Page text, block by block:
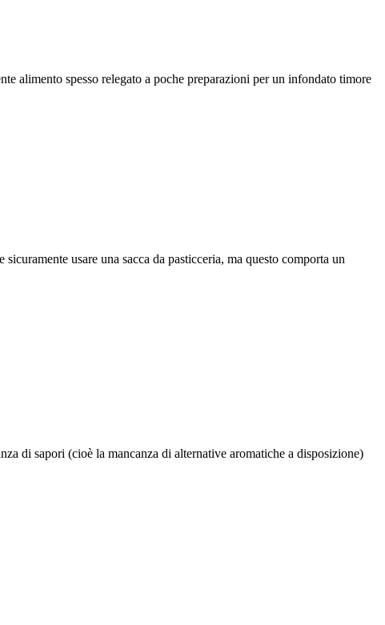
alimento spesso relegato a poche preparazioni per un infondato timore
usare una sacca da pasticceria, ma questo comporta un
di sapori (cioè la mancanza di alternative aromatiche a disposizione)